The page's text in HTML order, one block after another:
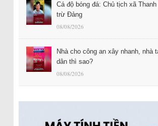
Cá độ bóng đá: Chủ tịch xã
trừ Đảng
08/08/2026
Nhà cho công an xây nhanh, nhà
dân thì sao?
08/08/2026